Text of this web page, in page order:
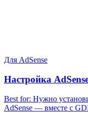
Для AdSense
Настройка
Best for: Нужно
AdSense — вместе с